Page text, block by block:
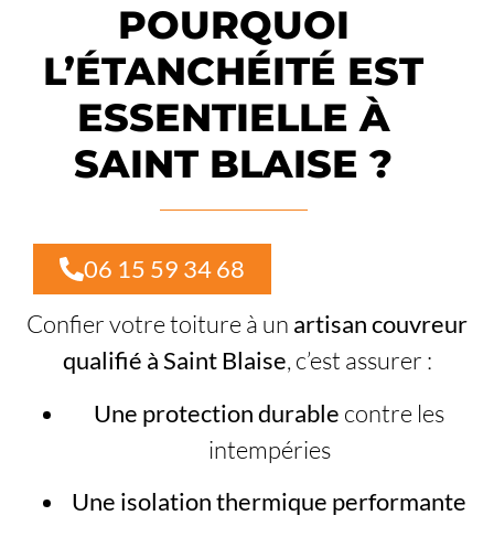
POURQUOI
L’ÉTANCHÉITÉ EST
ESSENTIELLE À
SAINT BLAISE ?
06 15 59 34 68
Confier votre toiture à un artisan couvreur
qualifié à Saint Blaise, c’est assurer :
Une protection durable contre les
intempéries
Une isolation thermique performante